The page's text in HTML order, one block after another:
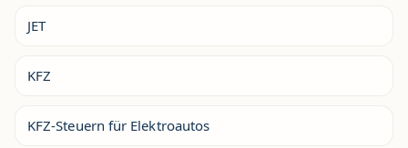
JET
KFZ
KFZ-Steuern für Elektroautos